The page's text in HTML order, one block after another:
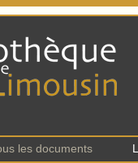
les documents